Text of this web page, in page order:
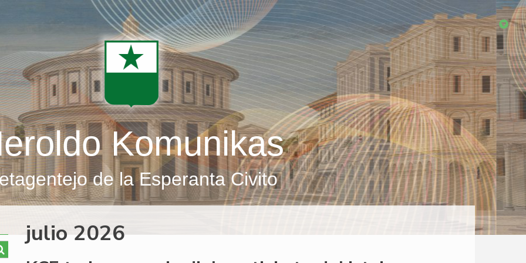
Komunikas
de la Esperanta Civito
julio 2026